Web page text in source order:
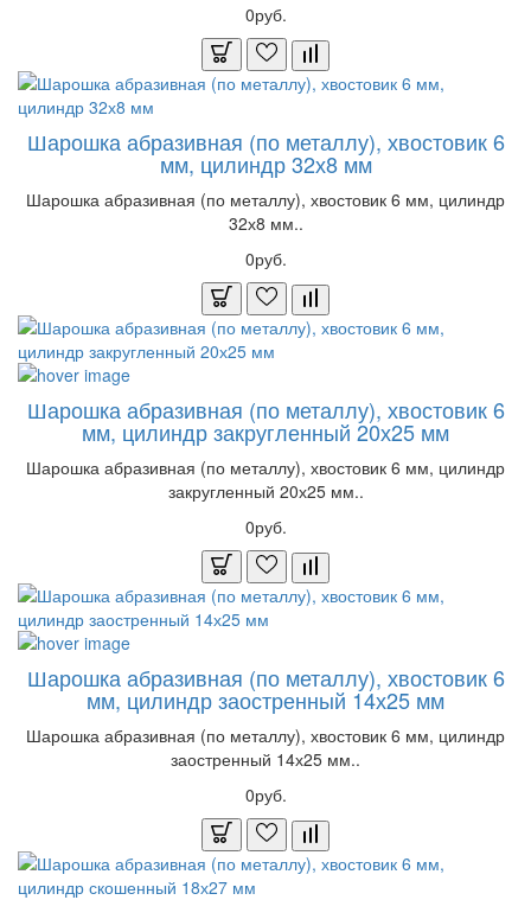
0руб.
Шарошка абразивная (по металлу), хвостовик 6
мм, цилиндр 32х8 мм
Шарошка абразивная (по металлу), хвостовик 6 мм, цилиндр
32х8 мм..
0руб.
Шарошка абразивная (по металлу), хвостовик 6
мм, цилиндр закругленный 20х25 мм
Шарошка абразивная (по металлу), хвостовик 6 мм, цилиндр
закругленный 20х25 мм..
0руб.
Шарошка абразивная (по металлу), хвостовик 6
мм, цилиндр заостренный 14х25 мм
Шарошка абразивная (по металлу), хвостовик 6 мм, цилиндр
заостренный 14х25 мм..
0руб.